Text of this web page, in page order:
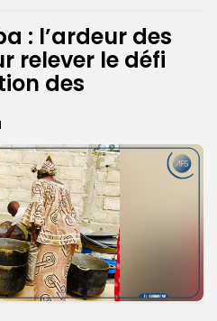
: l’ardeur des
relever le défi
des